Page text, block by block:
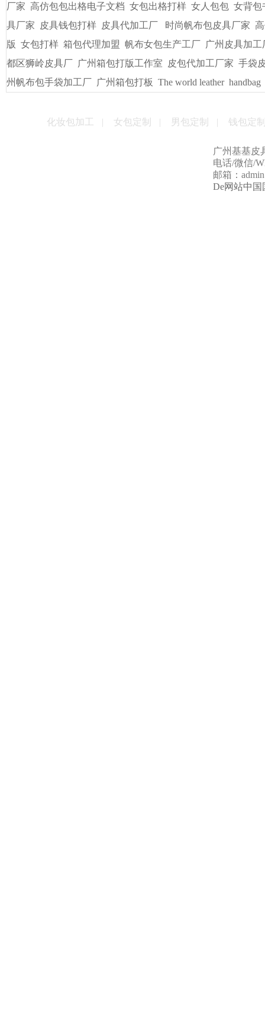
厂家 高仿包包出格电子文档 女包出格打样 女人包包 女背包
具厂家
皮具钱包打样 皮具代加工厂 时尚帆布包皮具厂家
版 女包打样 箱包代理加盟 帆布女包生产工厂 广州皮具加工
都区狮岭皮具厂 广州箱包打版工作室 皮包代加工厂家 手袋
州帆布包手袋加工厂 广州箱包打板 The world leather handbag
化妆包加工 | 女包定制 | 男包定制 | 钱包定
广州基基皮
电话/微信/
邮箱：
De网站中国